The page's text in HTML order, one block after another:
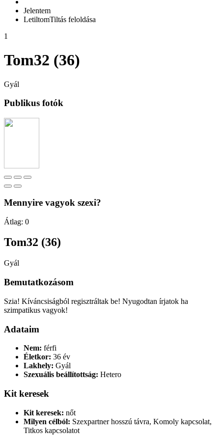
Jelentem
LetiltomTiltás feloldása
1
Tom32 (36)
Gyál
Publikus fotók
Mennyire vagyok szexi?
Átlag: 0
Tom32 (36)
Gyál
Bemutatkozásom
Szia! Kíváncsiságból regisztráltak be! Nyugodtan írjatok ha
szimpatikus vagyok!
Adataim
Nem: férfi
Életkor: 36 év
Lakhely: Gyál
Szexuális beállítottság: Hetero
Kit keresek
Kit keresek: nőt
Milyen célból: Szexpartner hosszú távra, Komoly kapcsolat,
Titkos kapcsolatot